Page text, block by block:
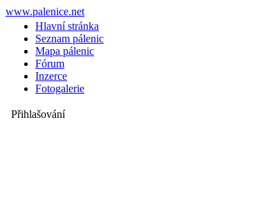
www.palenice.net
Hlavní stránka
Seznam pálenic
Mapa pálenic
Fórum
Inzerce
Fotogalerie
Přihlašování